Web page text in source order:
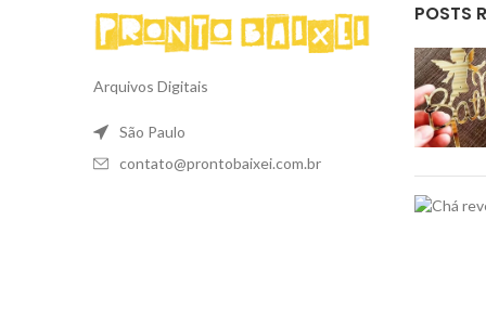
Arquivos Digitais
São Paulo
contato@prontobaixei.com.br
POSTS